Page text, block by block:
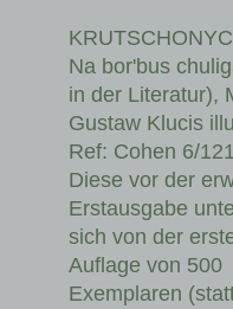
Na bor'bus
in der Literatur),
Gustaw Klucis
Ref: Cohen 6/
Diese vor der
Erstausgabe
sich von der
Auflage von 500
Exemplaren